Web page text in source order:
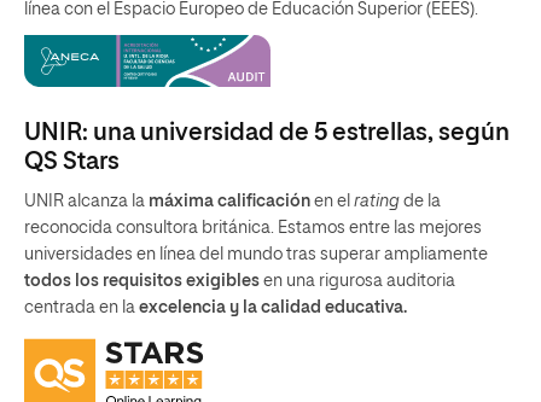
línea con el Espacio Europeo de Educación Superior (EEES).
UNIR: una universidad de 5 estrellas, según
QS Stars
UNIR alcanza la máxima calificación en el rating de la
reconocida consultora británica. Estamos entre las mejores
universidades en línea del mundo tras superar ampliamente
todos los requisitos exigibles en una rigurosa auditoria
centrada en la excelencia y la calidad educativa.